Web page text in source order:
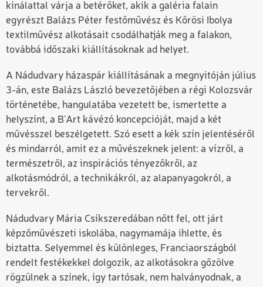
kínálattal várja a betérőket, akik a galéria falain
egyrészt Balázs Péter festőművész és Kőrösi Ibolya
textilművész alkotásait csodálhatják meg a falakon,
továbbá időszaki kiállításoknak ad helyet.
A Nádudvary házaspár kiállításának a megnyitóján július
3-án, este Balázs László bevezetőjében a régi Kolozsvár
történetébe, hangulatába vezetett be, ismertette a
helyszínt, a B’Art kávézó koncepcióját, majd a két
művésszel beszélgetett. Szó esett a kék szín jelentéséről
és mindarról, amit ez a művészeknek jelent: a vízről, a
természetről, az inspirációs tényezőkről, az
alkotásmódról, a technikákról, az alapanyagokról, a
tervekről.
Nádudvary Mária Csíkszeredában nőtt fel, ott járt
képzőművészeti iskolába, nagymamája ihlette, és
biztatta. Selyemmel és különleges, Franciaországból
rendelt festékekkel dolgozik, az alkotásokra gőzölve
rögzülnek a színek, így tartósak, nem halványodnak, a